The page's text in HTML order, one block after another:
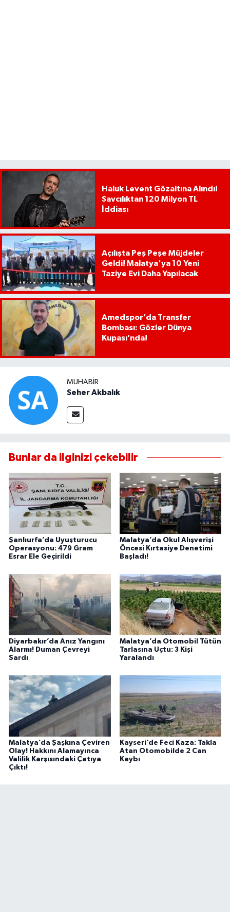
Haluk Levent Gözaltına Alındı!
Savcılıktan 120 Milyon TL
İddiası
Açılışta Peş Peşe Müjdeler
Geldi! Malatya'ya 10 Yeni
Taziye Evi Daha Yapılacak
Amedspor’da Transfer
Bombası: Gözler Dünya
Kupası’nda!
MUHABIR
Seher Akbalık
Bunlar da ilginizi çekebilir
Şanlıurfa’da Uyuşturucu
Operasyonu: 479 Gram
Esrar Ele Geçirildi
Malatya’da Okul Alışverişi
Öncesi Kırtasiye Denetimi
Başladı!
Diyarbakır’da Anız Yangını
Alarmı! Duman Çevreyi
Sardı
Malatya’da Otomobil Tütün
Tarlasına Uçtu: 3 Kişi
Yaralandı
Malatya’da Şaşkına Çeviren
Olay! Hakkını Alamayınca
Valilik Karşısındaki Çatıya
Çıktı!
Kayseri’de Feci Kaza: Takla
Atan Otomobilde 2 Can
Kaybı